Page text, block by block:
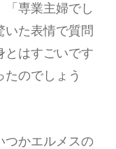
「専業主婦でし
いた表情で質問
とはすごいです
のでしょう
つかエルメスの